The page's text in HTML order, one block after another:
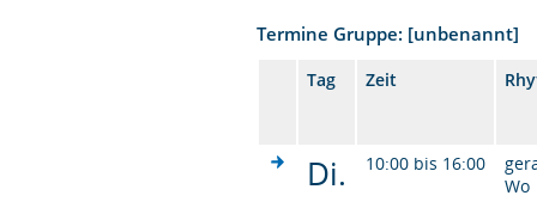
Termine Gruppe: [unbenannt]
Tag Zeit
Di. 10:00 bis 16:00
Wo